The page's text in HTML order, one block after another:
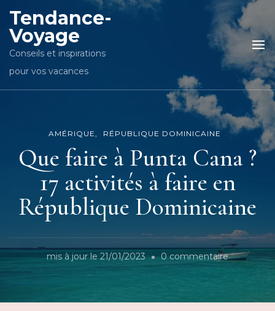
Tendance-
Voyage
Conseils et inspirations
pour vos vacances
AMÉRIQUE RÉPUBLIQUE DOMINICAINE
Que faire à Punta Cana ?
17 activités à faire en
République Dominicaine
mis à jour le21/01/2023 0 commentairesur